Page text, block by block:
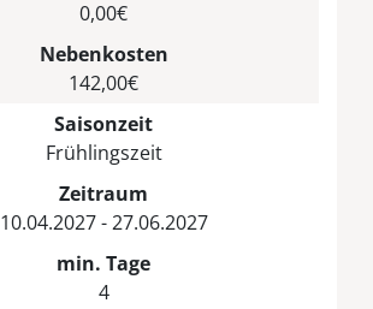
0,00€
Nebenkosten
142,00€
Saisonzeit
Frühlingszeit
Zeitraum
10.04.2027 - 27.06.2027
min. Tage
4